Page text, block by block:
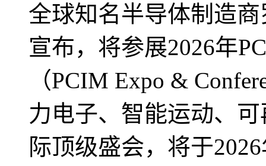
全球知名半导体制造
宣布，将参展2026年
（PCIM Expo &
力电子、智能运动、
际顶级盛会，将于